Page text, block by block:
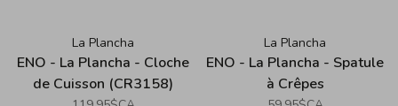
La Plancha
ENO - La Plancha - Cloche
de Cuisson (CR3158)
La Plancha
ENO - La Plancha - Spatule
à Crêpes